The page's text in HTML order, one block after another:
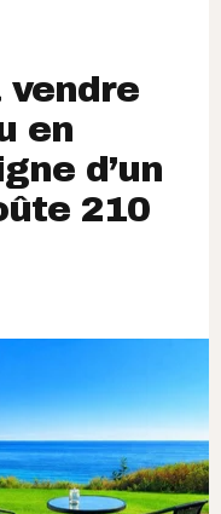
vendre
en
d’un
210